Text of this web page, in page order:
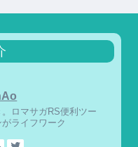
ロマサガRS便利ツー
ライフワーク